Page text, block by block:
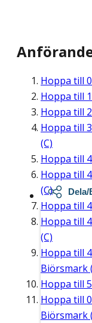
Hoppa till
Hoppa till
Hoppa till
Hoppa till
(C)
Hoppa till
Hoppa till
(C)
Hoppa till
Hoppa till
(C)
Hoppa till
Biörsmark
Hoppa till
Hoppa till
Biörsmark
Dela/